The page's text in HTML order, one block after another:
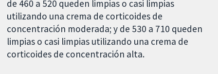
de 460 a 520 queden limpias o casi limpias
utilizando una crema de corticoides de
concentración moderada; y de 530 a 710 queden
limpias o casi limpias utilizando una crema de
corticoides de concentración alta.